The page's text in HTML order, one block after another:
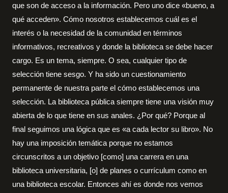
que son de acceso a la información. Pero uno dice «bueno, a
qué acceden». Cómo nosotros establecemos cuál es el
interés o la necesidad de la comunidad en términos
informativos, recreativos y donde la biblioteca se debe hacer
cargo. Es un tema, siempre. O sea, cualquier tipo de
selección tiene sesgo. Y ha sido un cuestionamiento
permanente de nuestra parte el cómo establecemos una
selección. La biblioteca pública siempre tiene una visión muy
abierta de lo que tiene en sus anales. ¿Por qué? Porque al
final seguimos una lógica que es «a cada lector su libro». No
hay una imposición temática porque no estamos
circunscritos a un objetivo [como] una carrera en una
biblioteca universitaria, [o] de planes o currículum como en
una biblioteca escolar. Entonces ahí es donde nos vemos